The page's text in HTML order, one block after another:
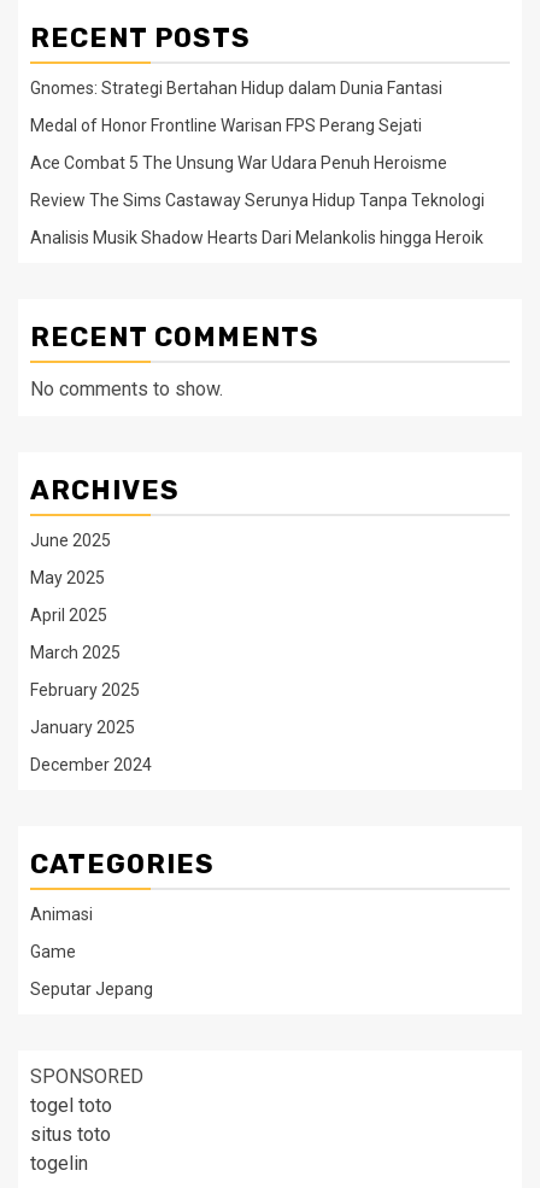
RECENT POSTS
Gnomes: Strategi Bertahan Hidup dalam Dunia Fantasi
Medal of Honor Frontline Warisan FPS Perang Sejati
Ace Combat 5 The Unsung War Udara Penuh Heroisme
Review The Sims Castaway Serunya Hidup Tanpa Teknologi
Analisis Musik Shadow Hearts Dari Melankolis hingga Heroik
RECENT COMMENTS
No comments to show.
ARCHIVES
June 2025
May 2025
April 2025
March 2025
February 2025
January 2025
December 2024
CATEGORIES
Animasi
Game
Seputar Jepang
SPONSORED
togel toto
situs toto
togelin